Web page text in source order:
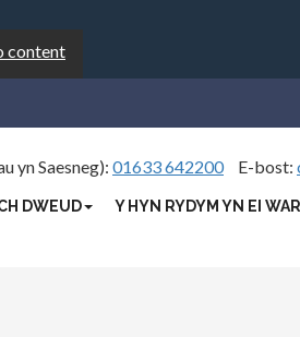
content
yn Saesneg): 01633 642200 E-bost:
DWEUD Y HYN RYDYM YN EI